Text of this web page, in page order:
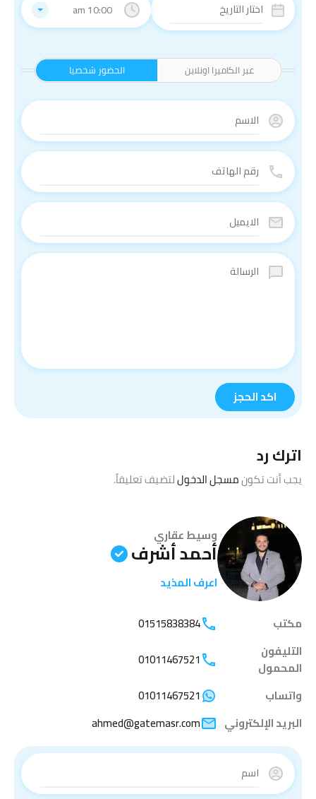
10:00 am
الحضور شخصيا عبر الكاميرا اونلاين
اترك رد
يجب أنت تكونمسجل الدخوللتضيف تعليقاً.
وسيط عقاري
أحمد أشرف
اعرف المذيد
مكتب
01515838384
التليفون
المحمول
01011467521
واتساب
01011467521
البريد الإلكتروني
ahmed@gatemasr.com